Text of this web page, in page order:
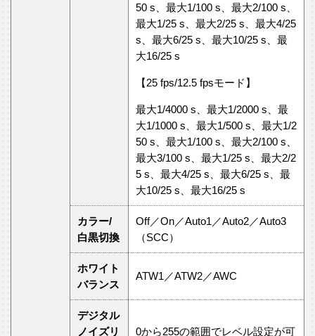
50 s、最大1/100 s、最大2/100 s、
最大1/25 s、最大2/25 s、最大4/25
s、最大6/25 s、最大10/25 s、最
大16/25 s
【25 fps/12.5 fpsモード】
最大1/4000 s、最大1/2000 s、最
大1/1000 s、最大1/500 s、最大1/2
50 s、最大1/100 s、最大2/100 s、
最大3/100 s、最大1/25 s、最大2/2
5 s、最大4/25 s、最大6/25 s、最
大10/25 s、最大16/25 s
カラー/
白黒切換
Off／On／Auto1／Auto2／Auto3
（SCC）
ホワイト
バランス
ATW1／ATW2／AWC
デジタル
ノイズリ
0から255の範囲でレベル設定が可